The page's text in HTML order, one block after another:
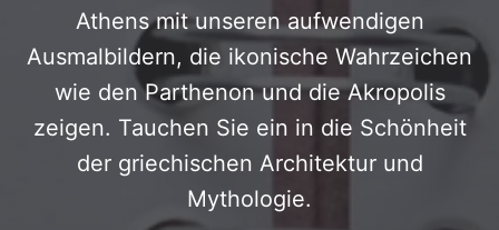
Athens mit unseren aufwendigen
Ausmalbildern, die ikonische Wahrzeichen
wie den Parthenon und die Akropolis
zeigen. Tauchen Sie ein in die Schönheit
der griechischen Architektur und
Mythologie.